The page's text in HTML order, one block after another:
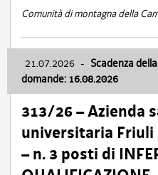
Comunità di montagna della
21.07.2026 - Scadenza
domande: 16.08.2026
313/26 – Azienda
universitaria Friuli
– n. 3 posti di